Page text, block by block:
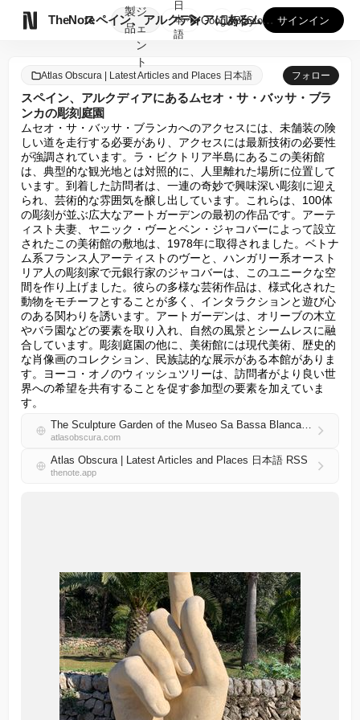
TheNote
製
品
ジ
ェ
ン
ト
スペイン、アルクディアにあるムセオ・サ・バッサ・ブランカの彫...
日
本
語
GooglePlay
AppStore サインイン
Atlas Obscura | Latest Articles and Places 日本語 フォロー
スペイン、アルクディアにあるムセオ・サ・バッサ・ブラ
ンカの彫刻庭園
ムセオ・サ・バッサ・ブランカへのアクセスには、未舗装の険
しい道を走行する必要があり、アクセスには最新技術の必要性
が強調されています。ラ・ビクトリア半島にあるこの美術館
は、典型的な観光地とは対照的に、人里離れた場所に位置して
います。到着した訪問者は、一連の奇妙で興味深い彫刻に迎え
られ、芸術的な雰囲気を醸し出しています。これらは、100体
の彫刻が並ぶ広大なアートガーデンの最初の作品です。アーテ
ィスト夫妻、ヤニック・ヴーとベン・ジャコバーによって設立
されたこの美術館の敷地は、1978年に取得されました。ベトナ
ム系フランス人アーティストのヴーと、ハンガリー系オースト
リア人の彫刻家で元銀行家のジャコバーは、このユニークな空
間を作り上げました。彼らの多様な芸術作品は、様式化された
動物をモチーフとすることが多く、インタラクションと遊び心
のある関わりを誘います。アートガーデンは、オリーブの木立
やバラ園などの要素を取り入れ、自然の風景とシームレスに融
合しています。彫刻庭園の他に、美術館には現代美術、歴史的
な肖像画のコレクション、民族誌的な展示がある本館がありま
す。ヨーコ・オノのウィッシュツリーは、訪問者がより良い世
界への希望を共有することを促す参加型の要素を加えていま
す。
The Sculpture Garden of the Museo Sa Bassa Blanca in Alcúdia, Spain
atlasobscura.com
Atlas Obscura | Latest Articles and Places 日本語 RSS
thenote.app